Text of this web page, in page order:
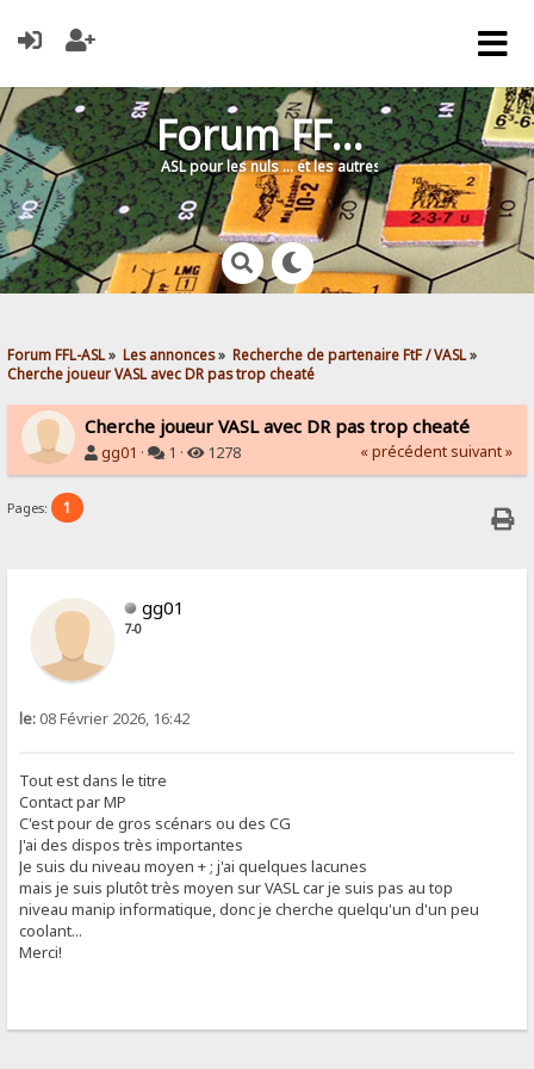
Forum FFL-ASL
ASL pour les nuls … et les autres !
Forum FFL-ASL» Les annonces» Recherche de partenaire FtF / VASL»
Cherche joueur VASL avec DR pas trop cheaté
Cherche joueur VASL avec DR pas trop cheaté
gg01 · 1 · 1278 « précédent suivant »
Pages: 1
gg01
7-0
le: 08 Février 2026, 16:42
Tout est dans le titre
Contact par MP
C'est pour de gros scénars ou des CG
J'ai des dispos très importantes
Je suis du niveau moyen + ; j'ai quelques lacunes
mais je suis plutôt très moyen sur VASL car je suis pas au top
niveau manip informatique, donc je cherche quelqu'un d'un peu
coolant...
Merci!